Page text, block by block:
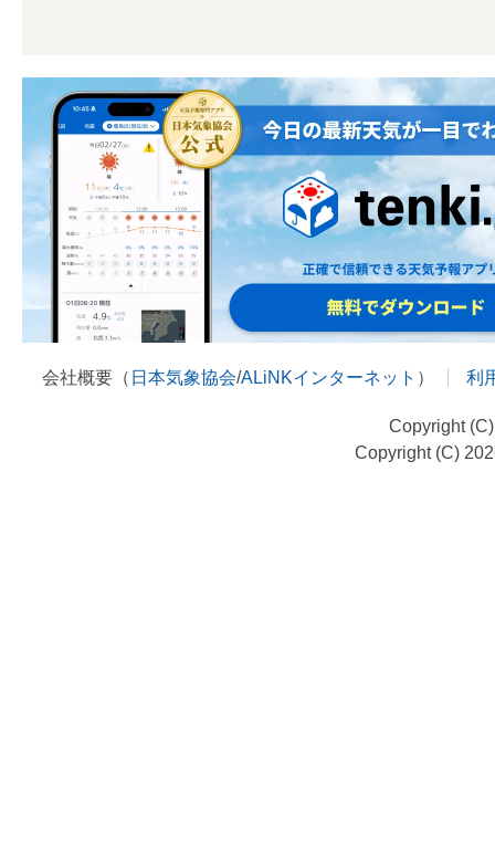
会社概要（ 日本気象協会/ALiNKインターネット ） 利
Copyright
Copyright (C)